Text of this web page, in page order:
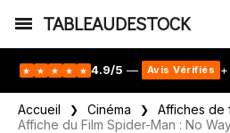
TABLEAUDESTOCK
★ ★ ★ ★ ★ 4.9/5 — Avis Vérifiés
Accueil Cinéma
Affiches de
Affiche du Film Spider-Man : No